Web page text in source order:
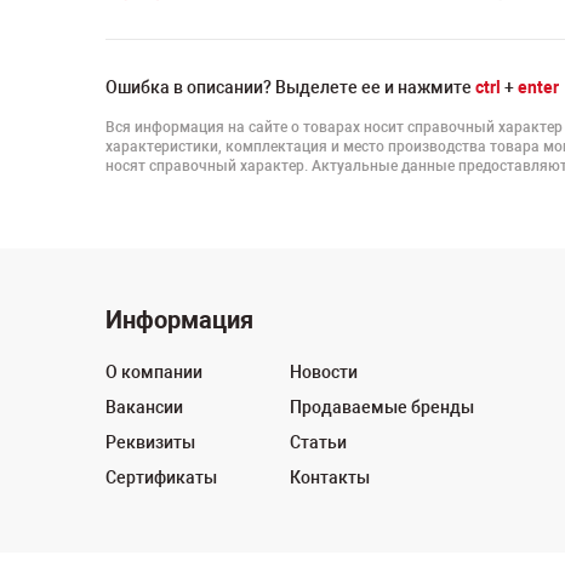
Ошибка в описании? Выделете ее и нажмите ctrl +enter
Вся информация на сайте о товарах носит справочный
характеристики, комплектация и место производства товара
носят справочный характер. Актуальные данные
Информация
О компании
Вакансии
Реквизиты
Сертификаты
Новости
Продаваемые бренды
Статьи
Контакты